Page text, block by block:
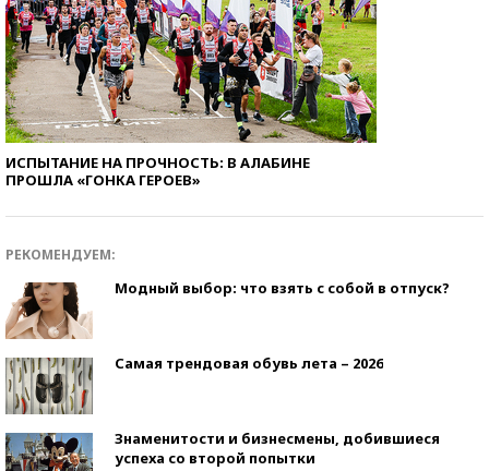
ИСПЫТАНИЕ НА ПРОЧНОСТЬ: В АЛАБИНЕ
ПРОШЛА «ГОНКА ГЕРОЕВ»
РЕКОМЕНДУЕМ:
Модный выбор: что взять с собой в отпуск?
Самая трендовая обувь лета – 2026
Знаменитости и бизнесмены, добившиеся
успеха со второй попытки